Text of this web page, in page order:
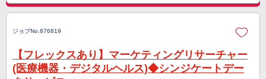
ジョブNo.876819
【フレックスあり】マーケティングリサーチャー
(医療機器・デジタルヘルス)◆シンジケートデー